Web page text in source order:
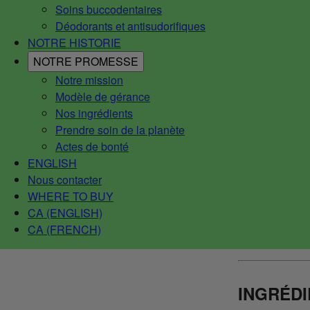
Soins buccodentaires
Déodorants et antisudorifiques
NOTRE HISTORIE
NOTRE PROMESSE
Notre mission
Modèle de gérance
Nos ingrédients
Prendre soin de la planète
Actes de bonté
ENGLISH
Nous contacter
WHERE TO BUY
CA (ENGLISH)
CA (FRENCH)